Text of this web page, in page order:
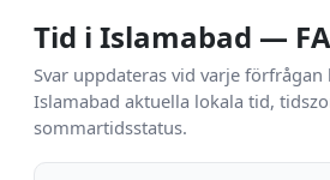
Tid i Islamabad —
Svar uppdateras vid varje förfrågan
Islamabad aktuella lokala tid,
sommartidsstatus.